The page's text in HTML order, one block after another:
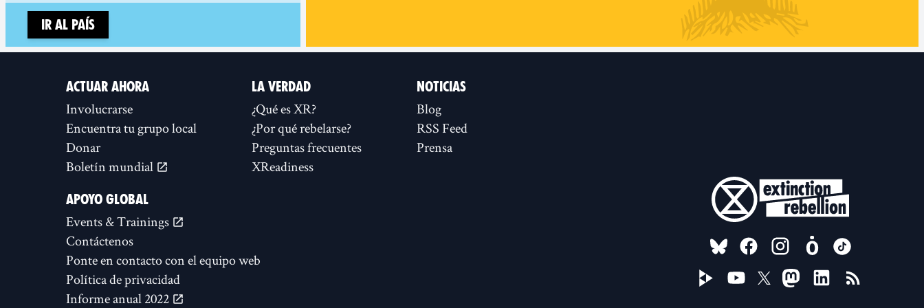
Ir al país
ACTUAR AHORA
Involucrarse
Encuentra tu grupo local
Donar
Boletín mundial
LA VERDAD
¿Qué es XR?
¿Por qué rebelarse?
Preguntas frecuentes
XReadiness
NOTICIAS
Blog
RSS Feed
Prensa
APOYO GLOBAL
Events & Trainings
Contáctenos
Ponte en contacto con el equipo web
Política de privacidad
Informe anual 2022
FOLLOW US ON